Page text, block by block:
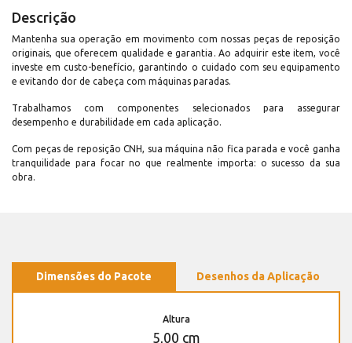
Descrição
Mantenha sua operação em movimento com nossas peças de reposição
originais, que oferecem qualidade e garantia. Ao adquirir este item, você
investe em custo-benefício, garantindo o cuidado com seu equipamento
e evitando dor de cabeça com máquinas paradas.
Trabalhamos com componentes selecionados para assegurar
desempenho e durabilidade em cada aplicação.
Com peças de reposição CNH, sua máquina não fica parada e você ganha
tranquilidade para focar no que realmente importa: o sucesso da sua
obra.
Dimensões do Pacote Desenhos da Aplicação
Altura
5,00 cm